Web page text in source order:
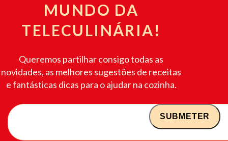
MUNDO DA
TELECULINÁRIA!
Queremos partilhar consigo todas as
novidades, as melhores sugestões de receitas
e fantásticas dicas para o ajudar na cozinha.